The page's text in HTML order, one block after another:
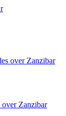
Zanzibar